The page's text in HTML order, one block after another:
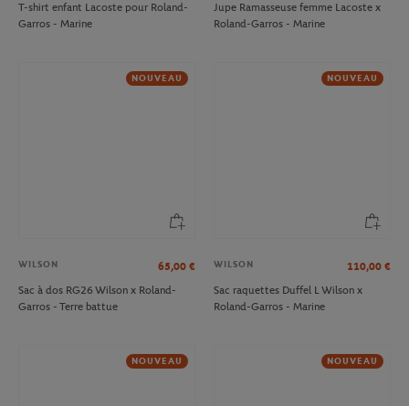
T-shirt enfant Lacoste pour Roland-
Garros - Marine
Jupe Ramasseuse femme Lacoste x
Roland-Garros - Marine
NOUVEAU
WILSON 65,00 €
Sac à dos RG26 Wilson x Roland-
Garros - Terre battue
NOUVEAU
WILSON 110,00 €
Sac raquettes Duffel L Wilson x
Roland-Garros - Marine
NOUVEAU NOUVEAU